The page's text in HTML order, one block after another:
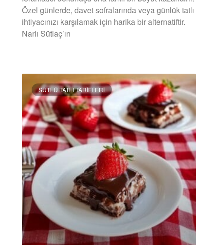
Özel günlerde, davet sofralarında veya günlük tatlı
ihtiyacınızı karşılamak için harika bir alternatiftir.
Narlı Sütlaç’ın
SÜTLÜ TATLI TARIFLERI